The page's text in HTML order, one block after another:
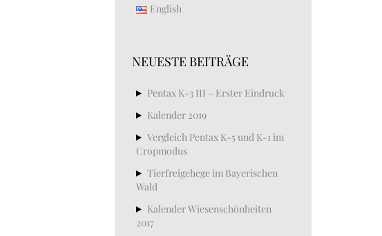
English
NEUESTE BEITRÄGE
Pentax K-3 III – Erster Eindruck
Kalender 2019
Vergleich Pentax K-5 und K-1 im
Cropmodus
Tierfreigehege im Bayerischen
Wald
Kalender Wiesenschönheiten
2017